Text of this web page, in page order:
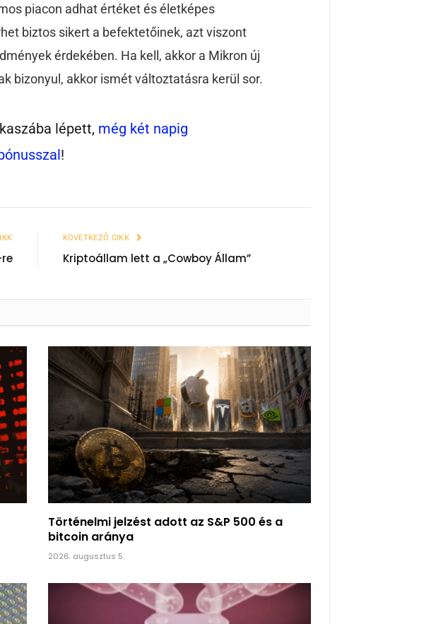
piacon adhat értéket és életképes
biztos sikert a befektetőinek, azt viszont
érdekében. Ha kell, akkor a Mikron új
bizonyul, akkor ismét változtatásra kerül sor.
lépett, még két napig
!
KÖVETKEZŐ CIKK
Kriptoállam lett a „Cowboy Állam”
Történelmi jelzést adott az S&P 500 és a
bitcoin aránya
2026. augusztus 5.